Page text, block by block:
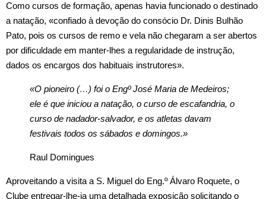
Como cursos de formação, apenas havia funcionado o destinado
a natação, «confiado à devoção do consócio Dr. Dinis Bulhão
Pato, pois os cursos de remo e vela não chegaram a ser abertos
por dificuldade em manter‑lhes a regularidade de instrução,
dados os encargos dos habituais instrutores».
«O pioneiro (…) foi o Engº José Maria de Medeiros;
ele é que iniciou a natação, o curso de escafandria, o
curso de nadador-salvador, e os atletas davam
festivais todos os sábados e domingos.»
Raul Domingues
Aproveitando a visita a S. Miguel do Eng.º Álvaro Roquete, o
Clube entregar‑lhe‑ia uma detalhada exposição solicitando o